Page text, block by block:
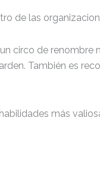
de las
circo de renombre
También es
más